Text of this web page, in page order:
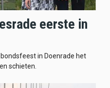
eerste in
in Doenrade het
schieten.